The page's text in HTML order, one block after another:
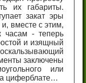
их габариты.
закат эры
вместе с этим,
часам - теперь
и изящный
заключены
или
циферблате…